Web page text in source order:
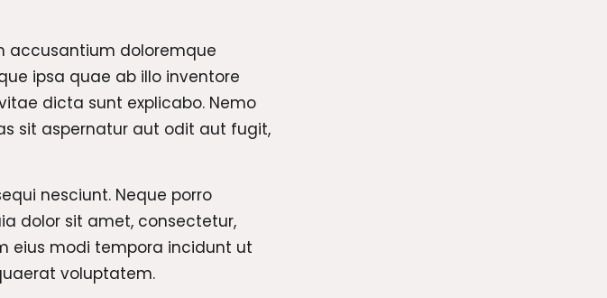
accusantium doloremque
ipsa quae ab illo inventore
dicta sunt explicabo. Nemo
sit aspernatur aut odit aut fugit,
nesciunt. Neque porro
dolor sit amet, consectetur,
eius modi tempora incidunt ut
voluptatem.